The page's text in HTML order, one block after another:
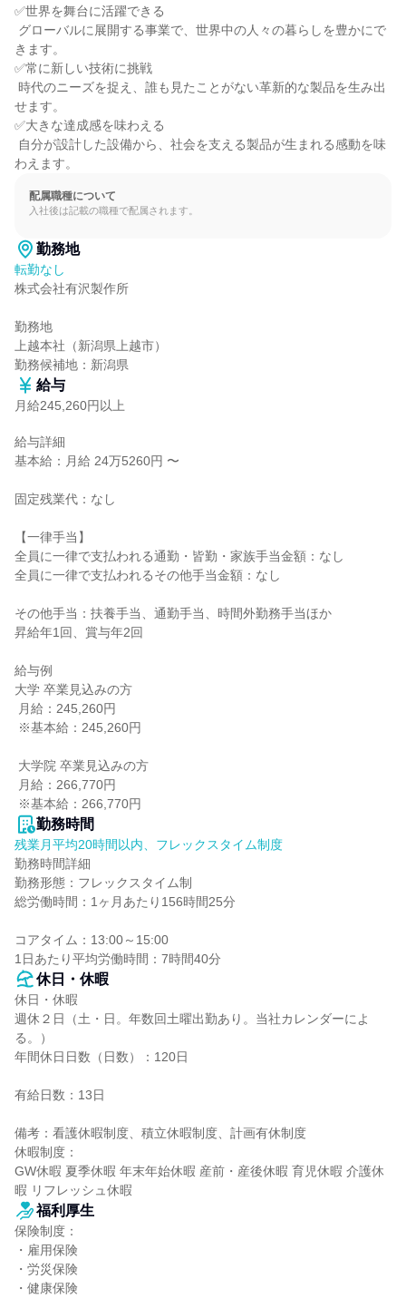
✅世界を舞台に活躍できる
きます。
✅常に新しい技術に挑戦
せます。
✅大きな達成感を味わえる
わえます。
配属職種について
入社後は記載の職種で配属されます。
勤務地
転勤なし
株式会社有沢製作所
勤務地
上越本社（新潟県上越市）
勤務候補地：新潟県
給与
月給245,260円以上
給与詳細
基本給：月給 24万5260円 〜
固定残業代：なし
【一律手当】
全員に一律で支払われる通勤・皆勤・家族手当金額：なし
全員に一律で支払われるその他手当金額：なし
その他手当：扶養手当、通勤手当、時間外勤務手当ほか
昇給年1回、賞与年2回
給与例
大学 卒業見込みの方
※基本給：266,770円
勤務時間
残業月平均20時間以内、フレックスタイム制度
勤務時間詳細
勤務形態：フレックスタイム制
総労働時間：1ヶ月あたり156時間25分
コアタイム：13:00～15:00
1日あたり平均労働時間：7時間40分
休日・休暇
休日・休暇
週休２日（土・日。年数回土曜出勤あり。当社カレンダーによ
る。）
年間休日日数（日数）：120日
有給日数：13日
備考：看護休暇制度、積立休暇制度、計画有休制度
休暇制度：
GW休暇 夏季休暇 年末年始休暇 産前・産後休暇 育児休暇 介護休
暇 リフレッシュ休暇
福利厚生
保険制度：
・雇用保険
・労災保険
・健康保険